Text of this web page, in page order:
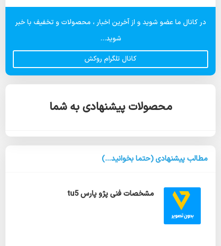
در کانال ما عضو شوید و از آخرین اخبار ، محصولات و تخفیف با خبر
شوید...
کانال تلگرام روکش
محصولات پیشنهادی به شما
مطالب پیشنهادی (حتما بخوانید...)
مشخصات فنی پژو پارس tu5